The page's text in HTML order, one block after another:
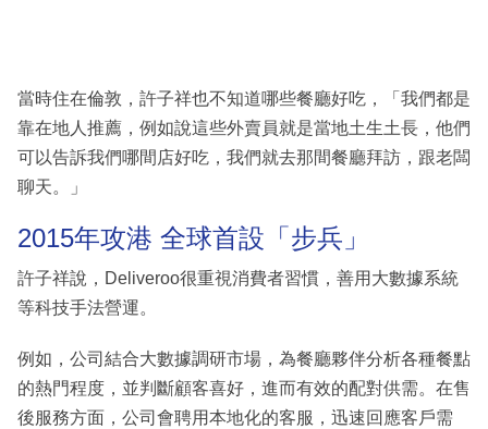
當時住在倫敦，許子祥也不知道哪些餐廳好吃，「我們都是
靠在地人推薦，例如說這些外賣員就是當地土生土長，他們
可以告訴我們哪間店好吃，我們就去那間餐廳拜訪，跟老闆
聊天。」
2015年攻港 全球首設「步兵」
許子祥說，Deliveroo很重視消費者習慣，善用大數據系統
等科技手法營運。
例如，公司結合大數據調研市場，為餐廳夥伴分析各種餐點
的熱門程度，並判斷顧客喜好，進而有效的配對供需。在售
後服務方面，公司會聘用本地化的客服，迅速回應客戶需